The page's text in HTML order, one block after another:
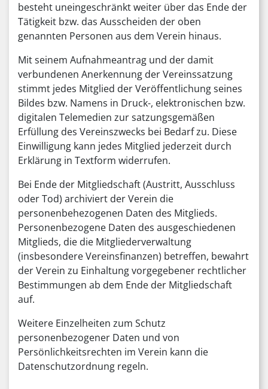
besteht uneingeschränkt weiter über das Ende der
Tätigkeit bzw. das Ausscheiden der oben
genannten Personen aus dem Verein hinaus.
Mit seinem Aufnahmeantrag und der damit
verbundenen Anerkennung der Vereinssatzung
stimmt jedes Mitglied der Veröffentlichung seines
Bildes bzw. Namens in Druck-, elektronischen bzw.
digitalen Telemedien zur satzungsgemäßen
Erfüllung des Vereinszwecks bei Bedarf zu. Diese
Einwilligung kann jedes Mitglied jederzeit durch
Erklärung in Textform widerrufen.
Bei Ende der Mitgliedschaft (Austritt, Ausschluss
oder Tod) archiviert der Verein die
personenbehezogenen Daten des Mitglieds.
Personenbezogene Daten des ausgeschiedenen
Mitglieds, die die Mitgliederverwaltung
(insbesondere Vereinsfinanzen) betreffen, bewahrt
der Verein zu Einhaltung vorgegebener rechtlicher
Bestimmungen ab dem Ende der Mitgliedschaft
auf.
Weitere Einzelheiten zum Schutz
personenbezogener Daten und von
Persönlichkeitsrechten im Verein kann die
Datenschutzordnung regeln.